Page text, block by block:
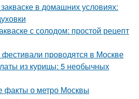
в домашних условиях:
с солодом: простой рецепт
фестивали проводятся в Москве
из курицы: 5 необычных
факты о метро Москвы